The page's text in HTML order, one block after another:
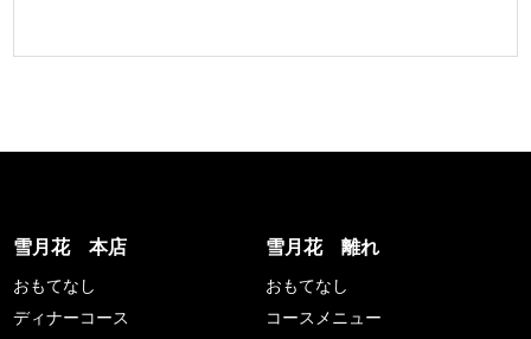
雪月花 本店
おもてなし
ディナーコース
雪月花 離れ
おもてなし
コースメニュー